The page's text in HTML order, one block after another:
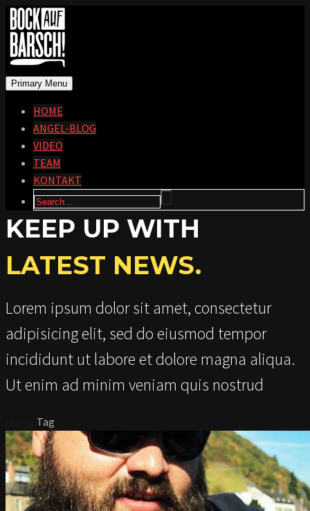
Primary Menu
HOME
ANGEL-BLOG
VIDEO
TEAM
KONTAKT
KEEP UP WITH
LATEST NEWS.
Lorem ipsum dolor sit amet, consectetur
adipisicing elit, sed do eiusmod tempor
incididunt ut labore et dolore magna aliqua.
Ut enim ad minim veniam quis nostrud
Tag